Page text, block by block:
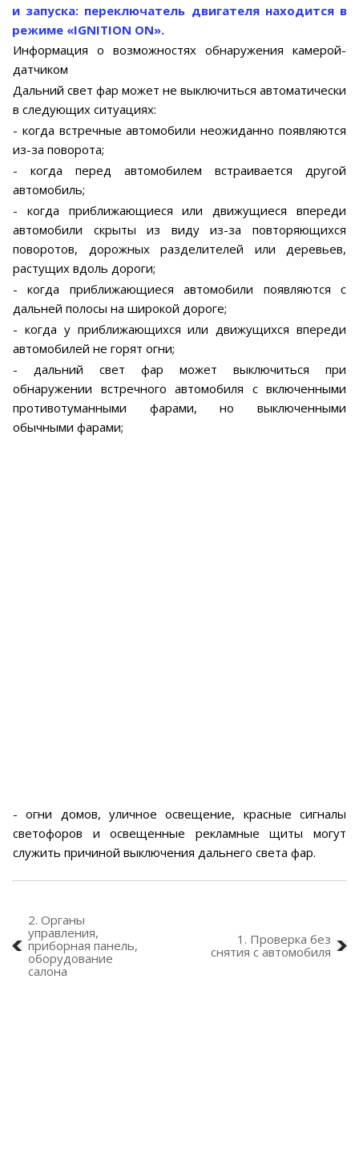
и запуска: переключатель двигателя находится в
режиме «IGNITION ON».
Информация о возможностях обнаружения камерой-
датчиком
Дальний свет фар может не выключиться автоматически
в следующих ситуациях:
- когда встречные автомобили неожиданно появляются
из-за поворота;
- когда перед автомобилем встраивается другой
автомобиль;
- когда приближающиеся или движущиеся впереди
автомобили скрыты из виду из-за повторяющихся
поворотов, дорожных разделителей или деревьев,
растущих вдоль дороги;
- когда приближающиеся автомобили появляются с
дальней полосы на широкой дороге;
- когда у приближающихся или движущихся впереди
автомобилей не горят огни;
- дальний свет фар может выключиться при
обнаружении встречного автомобиля с включенными
противотуманными фарами, но выключенными
обычными фарами;
- огни домов, уличное освещение, красные сигналы
светофоров и освещенные рекламные щиты могут
служить причиной выключения дальнего света фар.
2. Органы
управления,
приборная панель,
оборудование
салона
1. Проверка без
снятия с автомобиля